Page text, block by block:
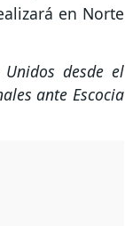
en Norte
desde el
ante Escocia